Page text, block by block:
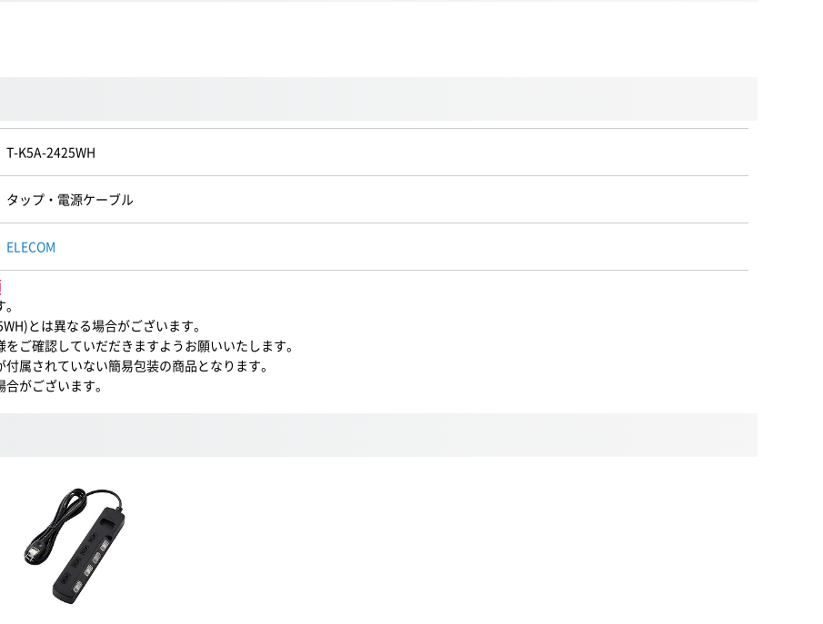
T-K5A-2425WH
タップ・電源ケーブル
ELECOM
とは異なる場合がございます。
ご確認していだだきますようお願いいたします。
属されていない簡易包装の商品となります。
がございます。